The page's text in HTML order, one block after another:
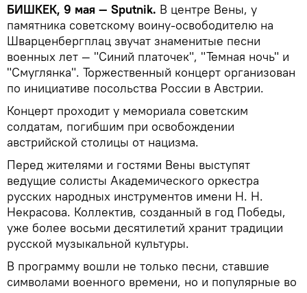
БИШКЕК, 9 мая — Sputnik. В центре Вены, у
памятника советскому воину-освободителю на
Шварценбергплац звучат знаменитые песни
военных лет — "Синий платочек", "Темная ночь" и
"Смуглянка". Торжественный концерт организован
по инициативе посольства России в Австрии.
Концерт проходит у мемориала советским
солдатам, погибшим при освобождении
австрийской столицы от нацизма.
Перед жителями и гостями Вены выступят
ведущие солисты Академического оркестра
русских народных инструментов имени Н. Н.
Некрасова. Коллектив, созданный в год Победы,
уже более восьми десятилетий хранит традиции
русской музыкальной культуры.
В программу вошли не только песни, ставшие
символами военного времени, но и популярные во